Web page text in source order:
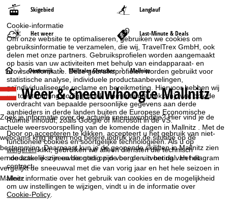
Cookie-informatie
Om onze website te optimaliseren, gebruiken we cookies om
gebruiksinformatie te verzamelen, die wij, TravelTrex GmbH, ook
delen met onze partners. Gebruiksprofielen worden aangemaakt
op basis van uw activiteiten met behulp van eindapparaat- en
browserinformatie. Deze gebruiksprofielen worden gebruikt voor
statistische analyse, individuele productaanbevelingen,
geïndividualiseerde reclame en bereikmeting. Hiervoor hebben wij
uw toestemming nodig (op elk moment in te trekken), wat ook de
overdracht van bepaalde persoonlijke gegevens aan derde
aanbieders in derde landen buiten de Europese Economische
Ruimte inhoudt, zoals Google of Microsoft in de VS.
Door opaccepteren te klikken, accepteert u het gebruik van niet-
functionele cookies en soortgelijke technologieën. Als u op
weigerenklikt, gebruiken we alleen diensten die technisch
noodzakelijk zijn en die nodig zijn voor de uitvoering van het
contract.
Meer informatie over het gebruik van cookies en de mogelijkheid
om uw instellingen te wijzigen, vindt u in de informatie over
Cookie-Policy
Skigebied Langlauf
Het weer Last-Minute & Deals
S
t
a
r
t
p
a
Oostenrijk Mölltaler Gletscher Mallnitz
Weer & Sneeuwhoogte Mallnitz
Zoek je informatie over de actuele sneeuwconditie? Hier vind je de
actuele weersvoorspelling van de komende dagen in Mallnitz . Met de
webcams krijg je een nog betere indruk van de situatie op de
bestemming. Daarnaast kun je de geopende skiliften in Mallnitz zien
en de actuele sneeuwhoogtes op de berg en in het dal. Het diagram
vergelijkt de sneeuwval met die van vorig jaar en het hele seizoen in
Mallnitz .